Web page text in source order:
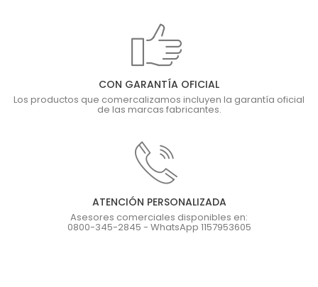
CON GARANTÍA OFICIAL
Los productos que comercalizamos incluyen la garantía oficial
de las marcas fabricantes.
ATENCIÓN PERSONALIZADA
Asesores comerciales disponibles en:
0800-345-2845 - WhatsApp 1157953605